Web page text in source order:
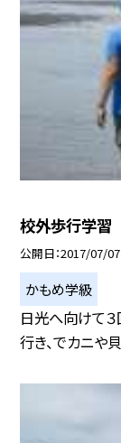
校外歩行学習
公開日 2017/07/07
かもめ学級
日光へ向けて
行き、でカニや